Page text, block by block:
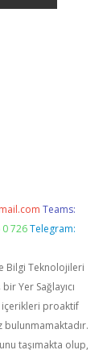
Teams:
726 Telegram:
Bilgi Teknolojileri
Yer Sağlayıcı
içerikleri proaktif
bulunmamaktadır.
taşımakta olup,